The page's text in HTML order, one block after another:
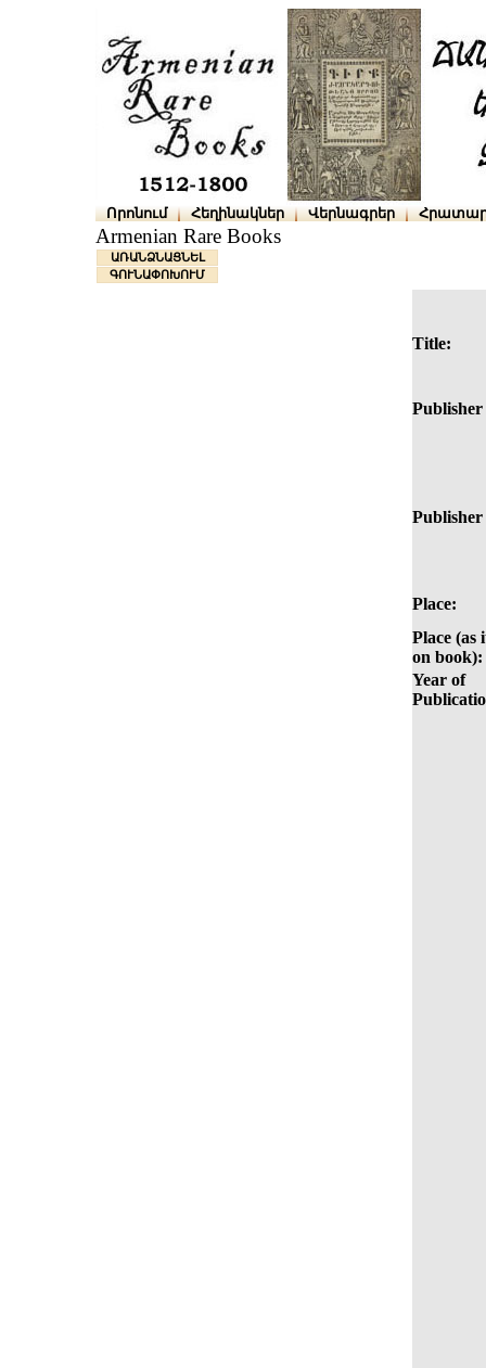
Որոնում Հեղինակներ Վերնագրեր
Armenian Rare Books
ԱՌԱՆՁՆԱՑՆԵԼ
ԳՈՒՆԱՓՈԽՈՒՄ
Title:
Publisher
Publisher
Place:
Place (as
on book):
Year of